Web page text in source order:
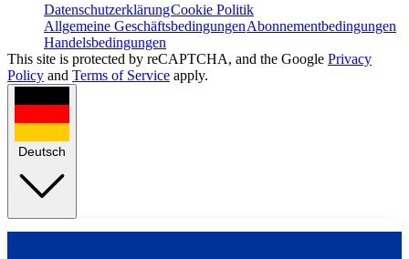
DatenschutzerklärungCookie Politik
Allgemeine GeschäftsbedingungenAbonnementbedingungen
Handelsbedingungen
This site is protected by reCAPTCHA, and the Google Privacy
Policy and Terms of Service apply.
Deutsch